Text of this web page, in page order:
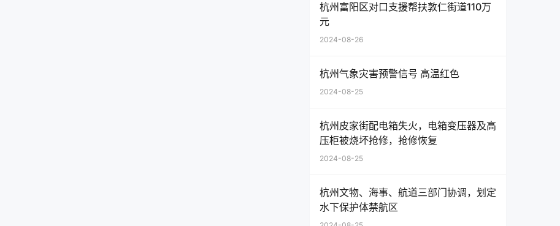
杭州富阳区对口支援帮扶敦仁街道110万
元
2024-08-26
杭州气象灾害预警信号 高温红色
2024-08-25
杭州皮家街配电箱失火，电箱变压器及高
压柜被烧坏抢修，抢修恢复
2024-08-25
杭州文物、海事、航道三部门协调，划定
水下保护体禁航区